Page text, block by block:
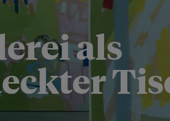
als